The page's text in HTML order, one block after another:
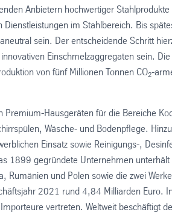
Anbietern hochwertiger
Dienstleistungen im Stahlbereich. Bis
sein. Der entscheidende Schritt
Einschmelzaggregaten sein.
von fünf Millionen Tonnen CO2-
Premium-Hausgeräten für die Bereiche
Wäsche- und Bodenpflege.
Einsatz sowie Reinigungs-,
1899 gegründete Unternehmen
Rumänien und Polen sowie die zwei
2021 rund 4,84 Milliarden Euro.
vertreten. Weltweit beschäftigt